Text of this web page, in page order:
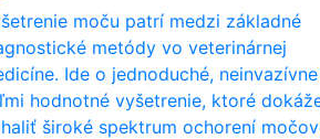
moču patrí medzi základné
metódy vo veterinárnej
Ide o jednoduché,
hodnotné vyšetrenie, ktoré
široké spektrum ochorení